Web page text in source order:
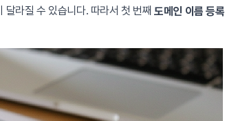
달라질 수 있습니다. 따라서 첫 번째도메인 이름 등록